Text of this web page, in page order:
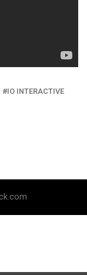
IO INTERACTIVE